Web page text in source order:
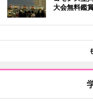
大会無料鑑